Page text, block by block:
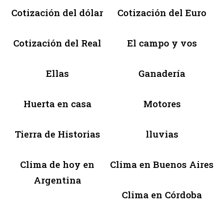
Cotización del dólar Cotización del Euro
Cotización del Real El campo y vos
Ellas Ganadería
Huerta en casa Motores
Tierra de Historias lluvias
Clima de hoy en
Argentina
Clima en Buenos Aires
Clima en Córdoba